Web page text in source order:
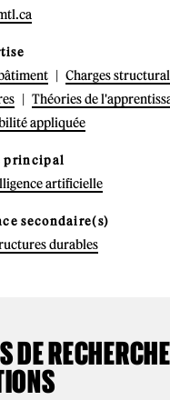
Charges
Théories de
appliquée
principal
artificielle
secondaire(s)
durables
DE